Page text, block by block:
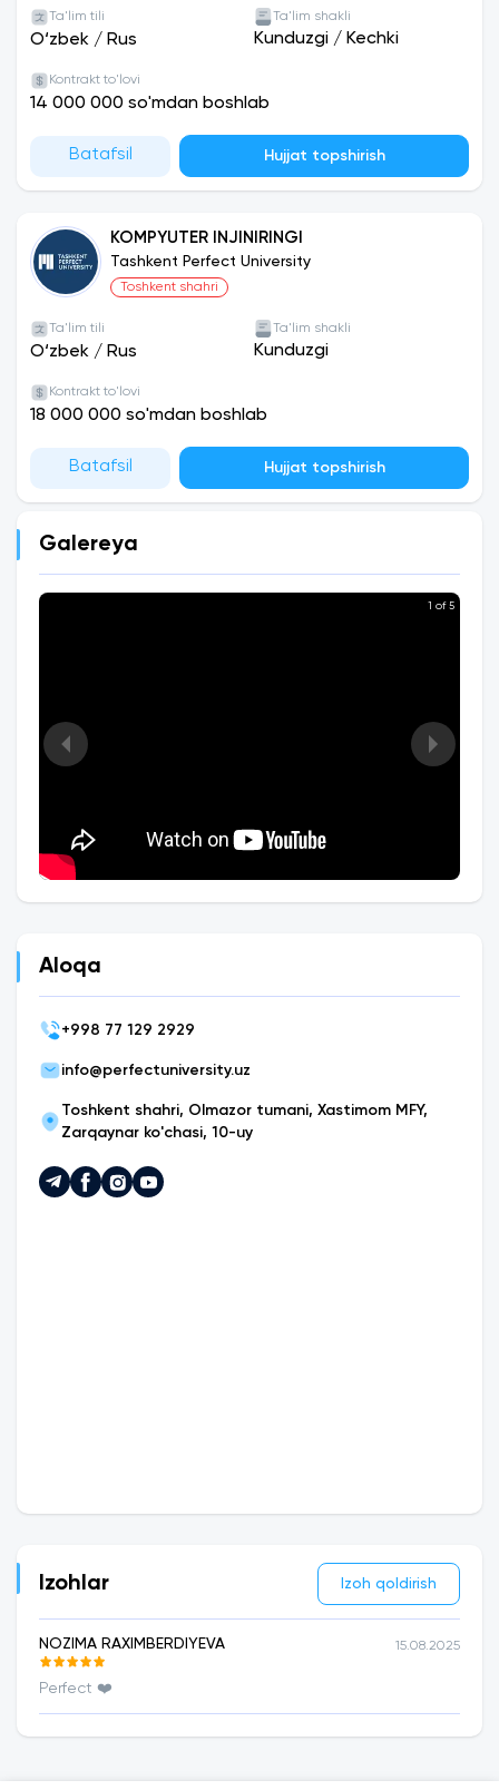
Ta'lim tili
O‘zbek / Rus
Ta'lim shakli
Kunduzgi / Kechki
Kontrakt to'lovi
14 000 000 so'mdan boshlab
Batafsil Hujjat topshirish
KOMPYUTER INJINIRINGI
Tashkent Perfect University
Toshkent shahri
Ta'lim tili
O‘zbek / Rus
Ta'lim shakli
Kunduzgi
Kontrakt to'lovi
18 000 000 so'mdan boshlab
Batafsil Hujjat topshirish
Galereya
1 of 5
Aloqa
+998 77 129 2929
info@perfectuniversity.uz
Toshkent shahri, Olmazor tumani, Xastimom MFY,
Zarqaynar ko'chasi, 10-uy
Izohlar Izoh qoldirish
NOZIMA RAXIMBERDIYEVA 15.08.2025
Perfect ❤️